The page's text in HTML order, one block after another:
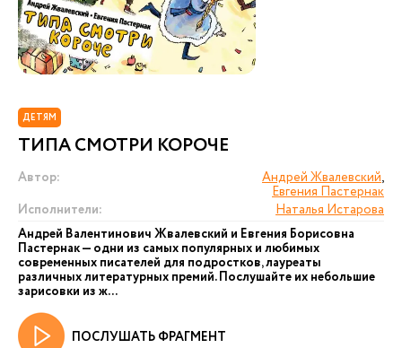
ДЕТЯМ
ТИПА СМОТРИ КОРОЧЕ
Автор: Андрей Жвалевский,
Евгения Пастернак
Исполнители:
Наталья Истарова
Андрей Валентинович Жвалевский и Евгения Борисовна
Пастернак — одни из самых популярных и любимых
современных писателей для подростков, лауреаты
различных литературных премий. Послушайте их небольшие
зарисовки из ж...
ПОСЛУШАТЬ ФРАГМЕНТ